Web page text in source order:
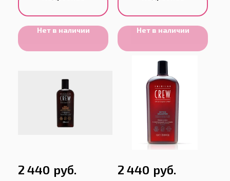
Нет в наличии Нет в наличии
2 440 руб. 2 440 руб.